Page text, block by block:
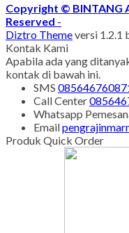
Copyright © BINTANG
Reserved -
Diztro Themeversi 1.2.1
Kontak Kami
Apabila ada yang
kontak di bawah ini.
SMS
Call Center
Whatsapp
Email
Produk Quick Order